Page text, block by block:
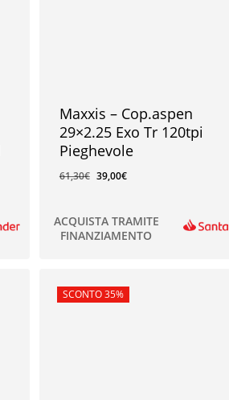
Maxxis – Cop.aspen
29×2.25 Exo Tr 120tpi
Pieghevole
61,30€ 39,00€
39,00€
ACQUISTA TRAMITE
FINANZIAMENTO
In offerta!
SCONTO 35%